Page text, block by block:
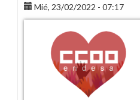
entre
empresas
del
Grupo
Endesa
Mié, 23/02/2022 - 07:17